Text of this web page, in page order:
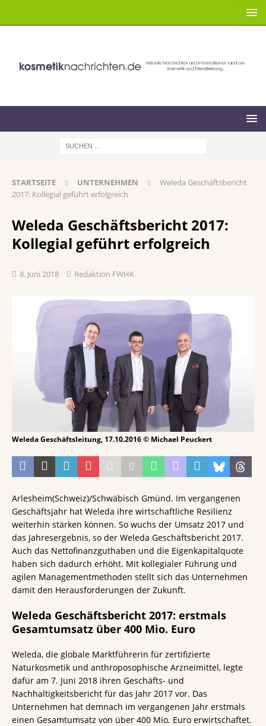
STARTSEITE UNTERNEHMEN
Weleda Geschäftsbericht
2017: Kollegial geführt erfolgreich
Weleda Geschäftsbericht 2017:
Kollegial geführt erfolgreich
8. Juni 2018 Redaktion FWHK
Weleda Geschäftsleitung, 17.10.2016 © Michael Peuckert
Arlesheim(Schweiz)/Schwäbisch Gmünd. Im vergangenen
Geschäftsjahr hat Weleda ihre wirtschaftliche Resilienz
weiterhin stärken können. So wuchs der Umsatz 2017 und
das Jahresergebnis, so der Weleda Geschäftsbericht 2017.
Auch das Nettofinanzguthaben und die Eigenkapitalquote
haben sich dadurch erhöht. Mit kollegialer Führung und
agilen Managementmethoden stellt sich das Unternehmen
damit den Herausforderungen der Zukunft.
Weleda Geschäftsbericht 2017: erstmals
Gesamtumsatz über 400 Mio. Euro
Weleda, die globale Marktführerin für zertifizierte
Naturkosmetik und anthroposophische Arzneimittel, legte
dafür am 7. Juni 2018 ihren Geschäfts- und
Nachhaltigkeitsbericht für das Jahr 2017 vor. Das
Unternehmen hat demnach im vergangenen Jahr erstmals
einen Gesamtumsatz von über 400 Mio. Euro erwirtschaftet.